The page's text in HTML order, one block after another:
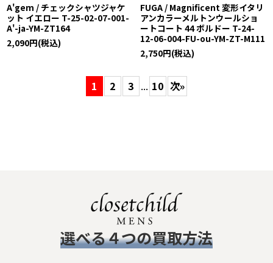
A'gem / チェックシャツジャケ
ット イエロー T-25-02-07-001-
A'-ja-YM-ZT164
2,090円(税込)
FUGA / Magnificent 変形イタリ
アンカラーメルトンウールショ
ートコート 44 ボルドー T-24-
12-06-004-FU-ou-YM-ZT-M111
2,750円(税込)
1 2 3 ... 10 次»
​選べる４つの買取方法